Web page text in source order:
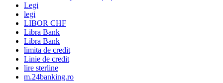
Legi
legi
LIBOR CHF
Libra Bank
Libra Bank
limita de credit
Linie de credit
lire sterline
m.24banking.ro